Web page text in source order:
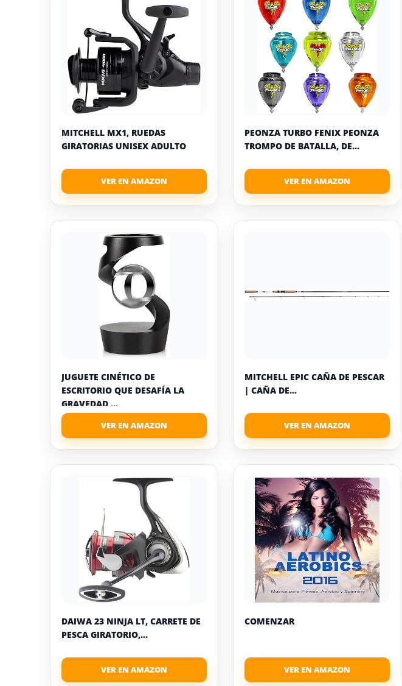
MITCHELL MX1, RUEDAS
GIRATORIAS UNISEX ADULTO
PEONZA TURBO FENIX PEONZA
TROMPO DE BATALLA, DE...
JUGUETE CINÉTICO DE
ESCRITORIO QUE DESAFÍA LA
GRAVEDAD,...
MITCHELL EPIC CAÑA DE PESCAR
| CAÑA DE...
DAIWA 23 NINJA LT, CARRETE DE
PESCA GIRATORIO,...
COMENZAR